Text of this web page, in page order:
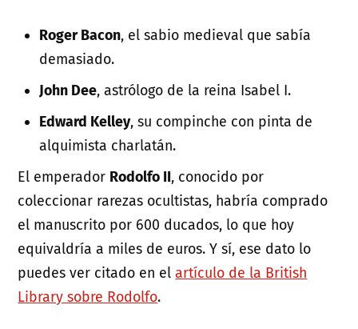
Roger Bacon, el sabio medieval que sabía
demasiado.
John Dee, astrólogo de la reina Isabel I.
Edward Kelley, su compinche con pinta de
alquimista charlatán.
El emperador Rodolfo II, conocido por
coleccionar rarezas ocultistas, habría comprado
el manuscrito por 600 ducados, lo que hoy
equivaldría a miles de euros. Y sí, ese dato lo
puedes ver citado en elartículo de la British
Library sobre Rodolfo.